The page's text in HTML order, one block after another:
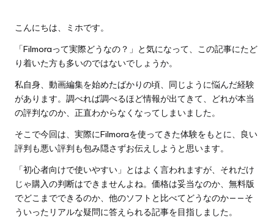
こんにちは、ミホです。
「Filmoraって実際どうなの？」と気になって、この記事にたど
り着いた方も多いのではないでしょうか。
私自身、動画編集を始めたばかりの頃、同じように悩んだ経験
があります。調べれば調べるほど情報が出てきて、どれが本当
の評判なのか、正直わからなくなってしまいました。
そこで今回は、実際にFilmoraを使ってきた体験をもとに、良い
評判も悪い評判も包み隠さずお伝えしようと思います。
「初心者向けで使いやすい」とはよく言われますが、それだけ
じゃ購入の判断はできませんよね。価格は妥当なのか、無料版
でどこまでできるのか、他のソフトと比べてどうなのか——そ
ういったリアルな疑問に答えられる記事を目指しました。